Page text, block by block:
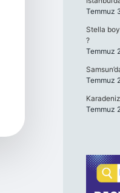
Temmuz
Stella
?
Temmuz
Temmuz
Temmuz